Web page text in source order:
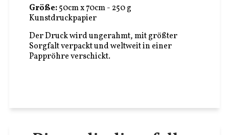
Größe:50cm x 70cm - 250 g
Kunstdruckpapier
Der Druck wird ungerahmt, mit größter
Sorgfalt verpackt und weltweit in einer
Pappröhre verschickt.